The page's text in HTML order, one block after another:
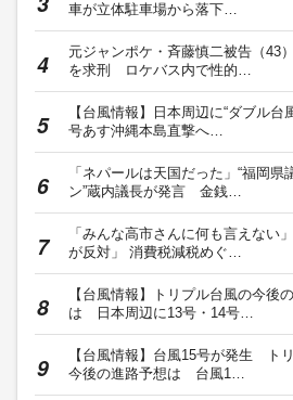
車が立体駐車場から落下…
元ジャンポケ・斉藤慎二被告（43
を求刑 ロケバス内で性的…
【台風情報】日本周辺に“ダブル
号あす沖縄本島直撃へ…
「ネパールは天国だった」“福岡県
ン”蔵内議長が発言 金銭…
「みんな高市さんに何も言えない
が反対」 消費税減税めぐ…
【台風情報】トリプル台風の今後
は 日本周辺に13号・14号…
【台風情報】台風15号が発生 ト
今後の進路予想は 台風1…